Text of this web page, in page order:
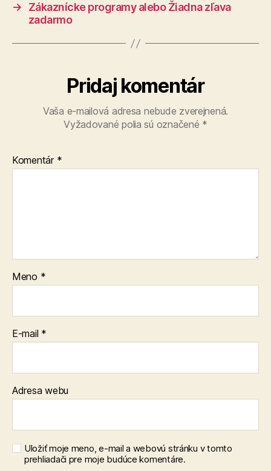
→
Zákaznícke programy alebo Žiadna zľava
zadarmo
Pridaj komentár
Vaša e-mailová adresa nebude zverejnená.
Vyžadované polia sú označené *
Komentár *
Meno *
E-mail *
Adresa webu
Uložiť moje meno, e-mail a webovú stránku v tomto
prehliadači pre moje budúce komentáre.